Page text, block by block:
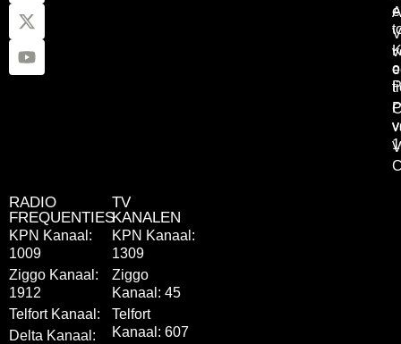
RADIO
FREQUENTIES
KPN Kanaal:
1009
Ziggo Kanaal:
1912
Telfort Kanaal:
Delta Kanaal:
TV
KANALEN
KPN Kanaal:
1309
Ziggo
Kanaal: 45
Telfort
Kanaal: 607